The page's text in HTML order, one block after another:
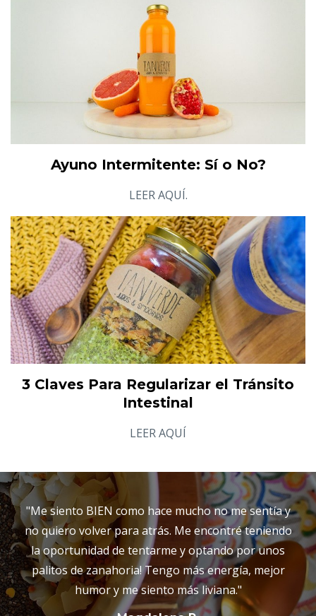
Ayuno Intermitente: Sí o No?
LEER AQUÍ.
3 Claves Para Regularizar el Tránsito
Intestinal
LEER AQUÍ
"Me siento BIEN como hace mucho no me sentía y
no quiero volver para atrás. Me encontré teniendo
la oportunidad de tentarme y optando por unos
palitos de zanahoria! Tengo más energía, mejor
humor y me siento más liviana."